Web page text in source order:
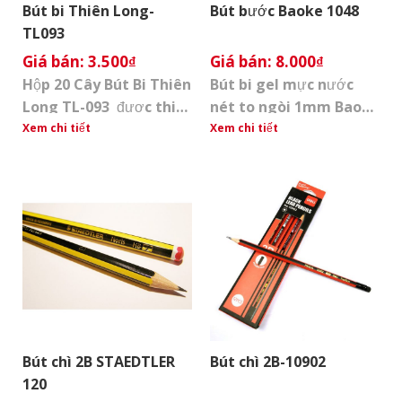
Bút bi Thiên Long-
TL093
3.500₫
Hộp 20 Cây Bút Bi Thiên
Long TL-093 được thiết
kế nắp đậy với phần
dụng mọi lúc mọi nơi.
Bút sử dụng loại mực
mau khô, không làm
ướt, rách bề mặt giấy
khi viết, mang đến sự
Xem chi tiết
Bút bước Baoke 1048
8.000₫
Bút bi gel mực nước
nét to ngòi 1mm Baoke
1048 Bút bi mực gel 1.0
Thích hợp viết hoặc ký
văn bản Cho nét viết
êm, rõ nét, mực không
lem, không in sang
trang bên. Thiết kế sọc
vằn dọc thân trang nhã
Xem chi tiết
Bút chì 2B STAEDTLER
120
Bút chì 2B-10902